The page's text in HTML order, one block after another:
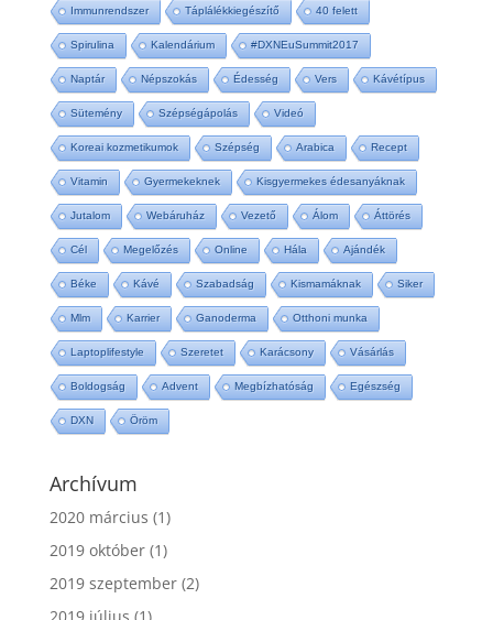
Immunrendszer Táplálékkiegészítő 40 felett
Spirulina Kalendárium #DXNEuSummit2017
Naptár Népszokás Édesség Vers Kávétípus
Sütemény Szépségápolás Videó
Koreai kozmetikumok Szépség Arabica Recept
Vitamin Gyermekeknek Kisgyermekes édesanyáknak
Jutalom Webáruház Vezető Álom Áttörés
Cél Megelőzés Online Hála Ajándék
Béke Kávé Szabadság Kismamáknak Siker
Mlm Karrier Ganoderma Otthoni munka
Laptoplifestyle Szeretet Karácsony Vásárlás
Boldogság Advent Megbízhatóság Egészség
DXN Öröm
Archívum
2020 március (1)
2019 október(1)
2019 szeptember(2)